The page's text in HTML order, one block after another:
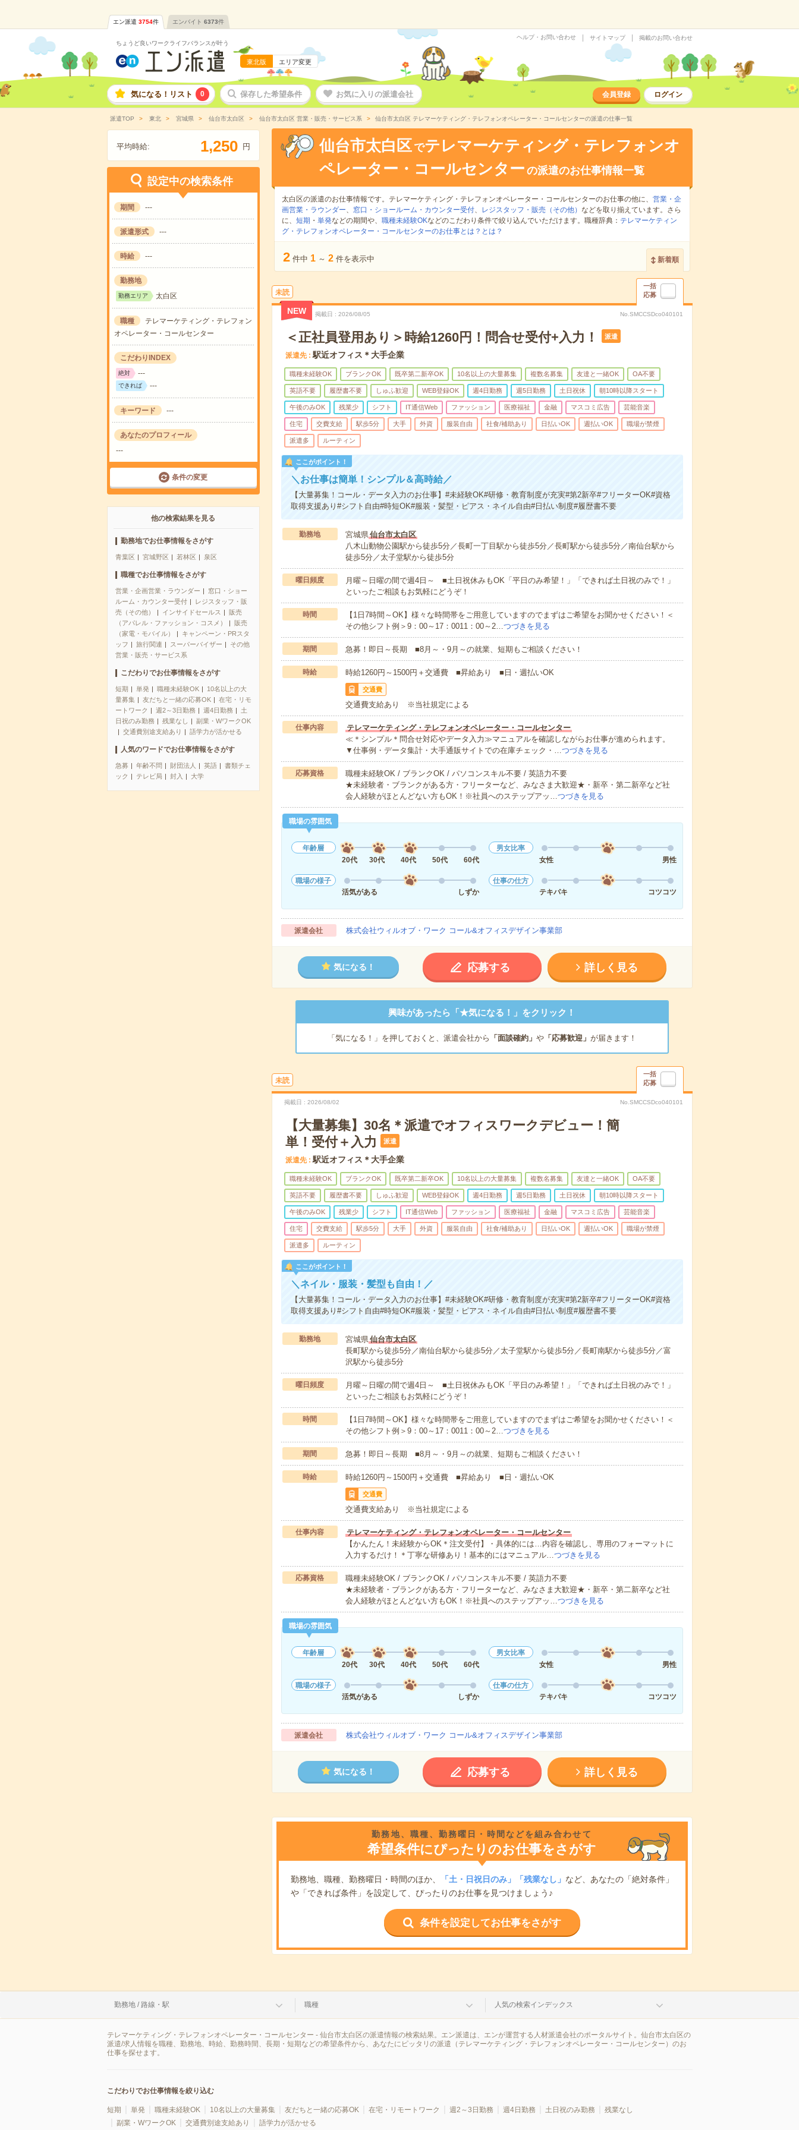
エン派遣 3754件 エンバイト 6373件
ちょうど良いワークライフバランスが叶う
東北版 エリア変更
ヘルプ・お問い合わせ サイトマップ 掲載のお問い合わせ
気になる！リスト 0 保存した希望条件 お気に入りの派遣会社 会員登録 ログイン
派遣TOP 東北 宮城県 仙台市太白区 仙台市太白区 営業・販売・サービス系 仙台市太白区 テレマーケティング・テレフォンオペレーター・コールセンターの派遣の仕事一覧
平均時給: 1,250 円
設定中の検索条件
期間 ---
派遣形式 ---
時給 ---
勤務地
勤務エリア 太白区
職種
テレマーケティング・テレフォン
オペレーター・コールセンター
こだわりINDEX
絶対 ---
できれば ---
キーワード ---
あなたのプロフィール
---
条件の変更
他の検索結果を見る
勤務地でお仕事情報をさがす
青葉区 宮城野区 若林区 泉区
職種でお仕事情報をさがす
営業・企画営業・ラウンダー
窓口・ショー
ルーム・カウンター受付
レジスタッフ・販
売（その他）
インサイドセールス
販売
（アパレル・ファッション・コスメ）
販売
（家電・モバイル）
キャンペーン・PRスタ
ッフ
旅行関連 スーパーバイザー
その他
営業・販売・サービス系
こだわりでお仕事情報をさがす
短期 単発 職種未経験OK
10名以上の大
量募集
友だちと一緒の応募OK
在宅・リモ
ートワーク
週2～3日勤務 週4日勤務
土
日祝のみ勤務
残業なし
副業・WワークOK
交通費別途支給あり
語学力が活かせる
人気のワードでお仕事情報をさがす
急募 年齢不問 財団法人 英語
書類チェ
ック
テレビ局 封入 大学
仙台市太白区 でテレマーケティング・テレフォンオ
ペレーター・コールセンター の派遣のお仕事情報一覧
太白区の派遣のお仕事情報です。テレマーケティング・テレフォンオペレーター・コールセンターのお仕事の他に、 営業・企
画営業・ラウンダー、 窓口・ショールーム・カウンター受付、 レジスタッフ・販売（その他） などを取り揃えています。さら
に、 短期 ・ 単発などの期間や、 職種未経験OKなどのこだわり条件で絞り込んでいただけます。職種辞典： テレマーケティン
グ・テレフォンオペレーター・コールセンターのお仕事とは？とは？
2 件中 1 ～ 2 件を表示中 新着順
未読
一括
応募
NEW 掲載日 2026/08/05 No.SMCCSDco040101
＜正社員登用あり＞時給1260円！問合せ受付+入力！ 派遣
派遣先 駅近オフィス＊大手企業
職種未経験OK ブランクOK 既卒第二新卒OK 10名以上の大量募集 複数名募集 友達と一緒OK OA不要
英語不要 履歴書不要 しゅふ歓迎 WEB登録OK 週4日勤務 週5日勤務 土日祝休 朝10時以降スタート
午後のみOK 残業少 シフト IT通信Web ファッション 医療福祉 金融 マスコミ広告 芸能音楽
住宅 交費支給 駅歩5分 大手 外資 服装自由 社食/補助あり 日払いOK 週払いOK 職場が禁煙
派遣多 ルーティン
ここがポイント！
＼お仕事は簡単！シンプル＆高時給／
【大量募集！コール・データ入力のお仕事】#未経験OK#研修・教育制度が充実#第2新卒#フリーターOK#資格
取得支援あり#シフト自由#時短OK#服装・髪型・ピアス・ネイル自由#日払い制度#履歴書不要
勤務地 宮城県仙台市太白区
八木山動物公園駅から徒歩5分／長町一丁目駅から徒歩5分／長町駅から徒歩5分／南仙台駅から
徒歩5分／太子堂駅から徒歩5分
曜日頻度
月曜～日曜の間で週4日～ ■土日祝休みもOK「平日のみ希望！」「できれば土日祝のみで！」
といったご相談もお気軽にどうぞ！
時間
【1日7時間～OK】様々な時間帯をご用意していますのでまずはご希望をお聞かせください！＜
その他シフト例＞9：00～17：0011：00～2…つづきを見る
期間 急募！即日～長期 ■8月～・9月～の就業、短期もご相談ください！
時給 時給1260円～1500円＋交通費 ■昇給あり ■日・週払いOK
交通費
交通費支給あり ※当社規定による
仕事内容
テレマーケティング・テレフォンオペレーター・コールセンター
≪＊シンプル＊問合せ対応やデータ入力≫マニュアルを確認しながらお仕事が進められます。
▼仕事例・データ集計・大手通販サイトでの在庫チェック・…つづきを見る
応募資格
職種未経験OK / ブランクOK / パソコンスキル不要 / 英語力不要
★未経験者・ブランクがある方・フリーターなど、みなさま大歓迎★・新卒・第二新卒など社
会人経験がほとんどない方もOK！※社員へのステップアッ…つづきを見る
職場の雰囲気
年齢層
20代
30代 40代 50代 60代
男女比率
女性
男性
職場の様子
活気がある
しずか
仕事の仕方
テキパキ
コツコツ
派遣会社 株式会社ウィルオブ・ワーク コール&オフィスデザイン事業部
気になる！ 応募する 詳しく見る
興味があったら「★気になる！」をクリック！
「気になる！」を押しておくと、派遣会社から 「面談確約」 や「応募歓迎」 が届きます！
未読
一括
応募
掲載日 2026/08/02 No.SMCCSDco040101
【大量募集】30名＊派遣でオフィスワークデビュー！簡
単！受付＋入力
派遣
派遣先 駅近オフィス＊大手企業
職種未経験OK ブランクOK 既卒第二新卒OK 10名以上の大量募集 複数名募集 友達と一緒OK OA不要
英語不要 履歴書不要 しゅふ歓迎 WEB登録OK 週4日勤務 週5日勤務 土日祝休 朝10時以降スタート
午後のみOK 残業少 シフト IT通信Web ファッション 医療福祉 金融 マスコミ広告 芸能音楽
住宅 交費支給 駅歩5分 大手 外資 服装自由 社食/補助あり 日払いOK 週払いOK 職場が禁煙
派遣多 ルーティン
ここがポイント！
＼ネイル・服装・髪型も自由！／
【大量募集！コール・データ入力のお仕事】#未経験OK#研修・教育制度が充実#第2新卒#フリーターOK#資格
取得支援あり#シフト自由#時短OK#服装・髪型・ピアス・ネイル自由#日払い制度#履歴書不要
勤務地 宮城県仙台市太白区
長町駅から徒歩5分／南仙台駅から徒歩5分／太子堂駅から徒歩5分／長町南駅から徒歩5分／富
沢駅から徒歩5分
曜日頻度
月曜～日曜の間で週4日～ ■土日祝休みもOK「平日のみ希望！」「できれば土日祝のみで！」
といったご相談もお気軽にどうぞ！
時間
【1日7時間～OK】様々な時間帯をご用意していますのでまずはご希望をお聞かせください！＜
その他シフト例＞9：00～17：0011：00～2…つづきを見る
期間 急募！即日～長期 ■8月～・9月～の就業、短期もご相談ください！
時給 時給1260円～1500円＋交通費 ■昇給あり ■日・週払いOK
交通費
交通費支給あり ※当社規定による
仕事内容
テレマーケティング・テレフォンオペレーター・コールセンター
【かんたん！未経験からOK＊注文受付】・具体的には…内容を確認し、専用のフォーマットに
入力するだけ！＊丁寧な研修あり！基本的にはマニュアル…つづきを見る
応募資格
職種未経験OK / ブランクOK / パソコンスキル不要 / 英語力不要
★未経験者・ブランクがある方・フリーターなど、みなさま大歓迎★・新卒・第二新卒など社
会人経験がほとんどない方もOK！※社員へのステップアッ…つづきを見る
職場の雰囲気
年齢層
20代
30代 40代 50代 60代
男女比率
女性
男性
職場の様子
活気がある
しずか
仕事の仕方
テキパキ
コツコツ
派遣会社 株式会社ウィルオブ・ワーク コール&オフィスデザイン事業部
気になる！ 応募する 詳しく見る
勤務地、職種、勤務曜日・時間などを組み合わせて
希望条件にぴったりのお仕事をさがす
勤務地、職種、勤務曜日・時間のほか、 「土・日祝日のみ」「残業なし」 など、あなたの「絶対条件」
や「できれば条件」を設定して、ぴったりのお仕事を見つけましょう♪
条件を設定してお仕事をさがす
勤務地 / 路線・駅 職種 人気の検索インデックス
テレマーケティング・テレフォンオペレーター・コールセンター - 仙台市太白区の派遣情報の検索結果。エン派遣は、エンが運営する人材派遣会社のポータルサイト。仙台市太白区の
派遣/求人情報を職種、勤務地、時給、勤務時間、長期・短期などの希望条件から、あなたにピッタリの派遣（テレマーケティング・テレフォンオペレーター・コールセンター）のお
仕事を探せます。
こだわりでお仕事情報を絞り込む
短期 単発 職種未経験OK 10名以上の大量募集 友だちと一緒の応募OK 在宅・リモートワーク 週2～3日勤務 週4日勤務 土日祝のみ勤務
残業なし
副業・WワークOK
交通費別途支給あり 語学力が活かせる